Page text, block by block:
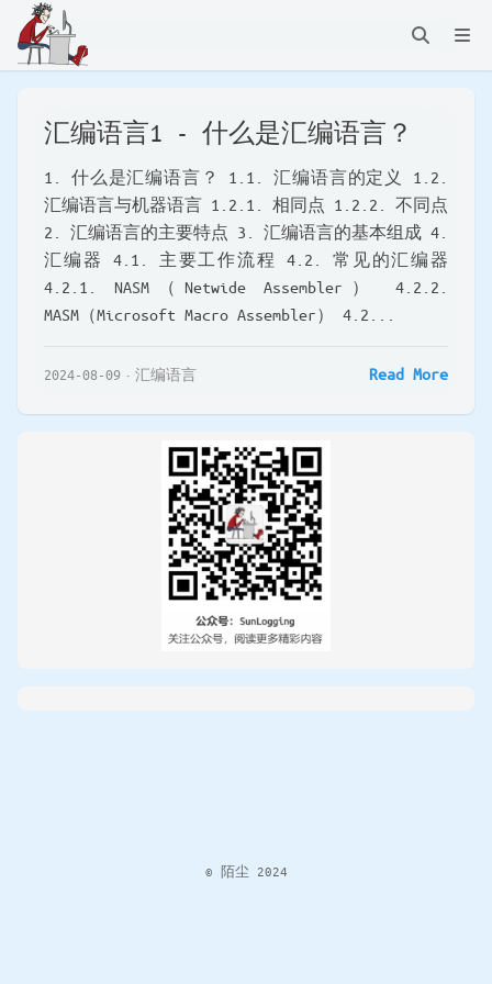
汇编语言1 - 什么是汇编语言？
1. 什么是汇编语言？ 1.1. 汇编语言的定义 1.2.
汇编语言与机器语言 1.2.1. 相同点 1.2.2. 不同点
2. 汇编语言的主要特点 3. 汇编语言的基本组成 4.
汇编器 4.1. 主要工作流程 4.2. 常见的汇编器
4.2.1. NASM（Netwide Assembler） 4.2.2.
MASM（Microsoft Macro Assembler） 4.2...
2024-08-09 汇编语言 Read More
© 陌尘 2024